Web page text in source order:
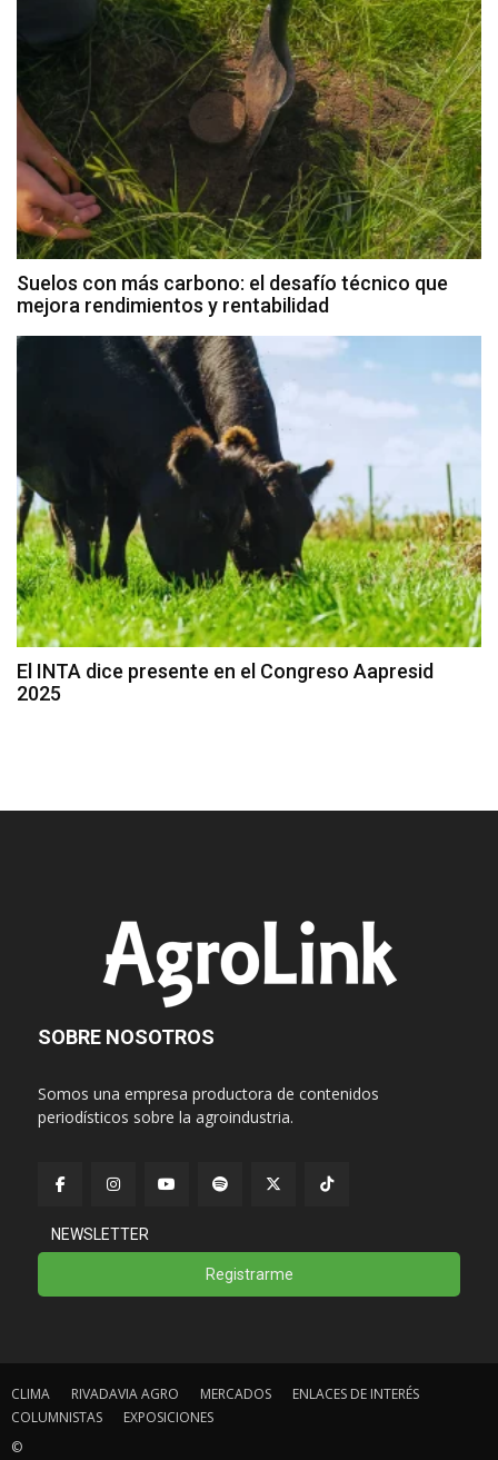
Suelos con más carbono: el desafío técnico que
mejora rendimientos y rentabilidad
El INTA dice presente en el Congreso Aapresid
2025
SOBRE NOSOTROS
Somos una empresa productora de contenidos
periodísticos sobre la agroindustria.
NEWSLETTER
Registrarme
CLIMA RIVADAVIA AGRO MERCADOS
ENLACES DE INTERÉS
COLUMNISTAS
EXPOSICIONES
©